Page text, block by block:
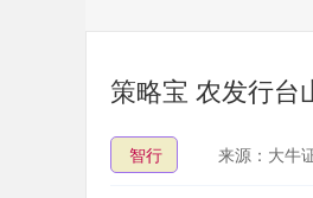
策略宝 农发行台
智行 来源：大牛